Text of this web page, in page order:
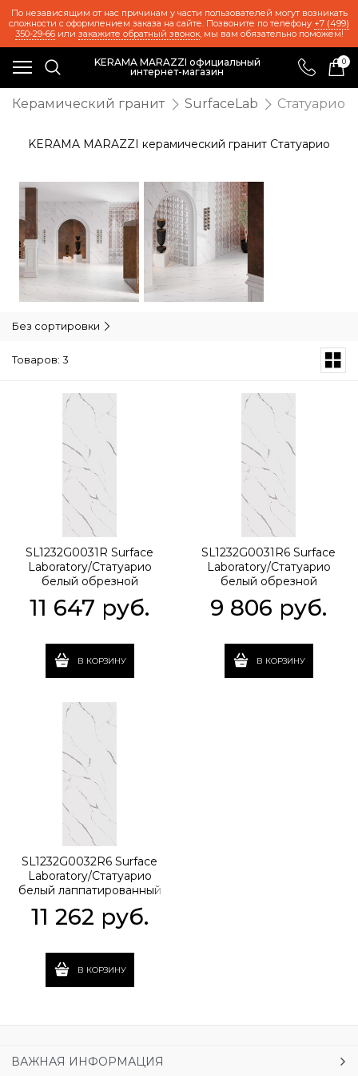
По независящим от нас причинам у части пользователей могут возникать
сложности с оформлением заказа на сайте. Позвоните по телефону +7 (499)
350-29-66или закажите обратный звонок, мы вам обязательно поможем!
KERAMA MARAZZI официальный
интернет-магазин
0
Керамический гранит SurfaceLab Статуарио
KERAMA MARAZZI керамический гранит Статуарио
Без сортировки
Товаров: 3
SL1232G0031R Surface
Laboratory/Статуарио
белый обрезной
11 647 руб.
В КОРЗИНУ
SL1232G0031R6 Surface
Laboratory/Статуарио
белый обрезной
9 806 руб.
В КОРЗИНУ
SL1232G0032R6 Surface
Laboratory/Статуарио
белый лаппатированный
обрезной 119,5x320x0,6
11 262 руб.
В КОРЗИНУ
ВАЖНАЯ ИНФОРМАЦИЯ